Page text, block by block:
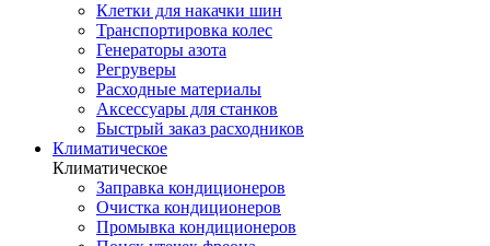
Клетки для накачки шин
Транспортировка колес
Генераторы азота
Регруверы
Расходные материалы
Аксессуары для станков
Быстрый заказ расходников
Климатическое
Климатическое
Заправка кондиционеров
Очистка кондиционеров
Промывка кондиционеров